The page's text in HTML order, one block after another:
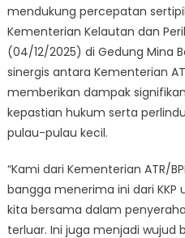
mendukung percepatan
Kementerian Kelautan dan
(04/12/2025) di Gedung Mina
sinergis antara Kementerian
memberikan dampak
kepastian hukum serta
pulau-pulau kecil.
“Kami dari Kementerian ATR/
bangga menerima ini dari
kita bersama dalam
terluar. Ini juga menjadi wujud